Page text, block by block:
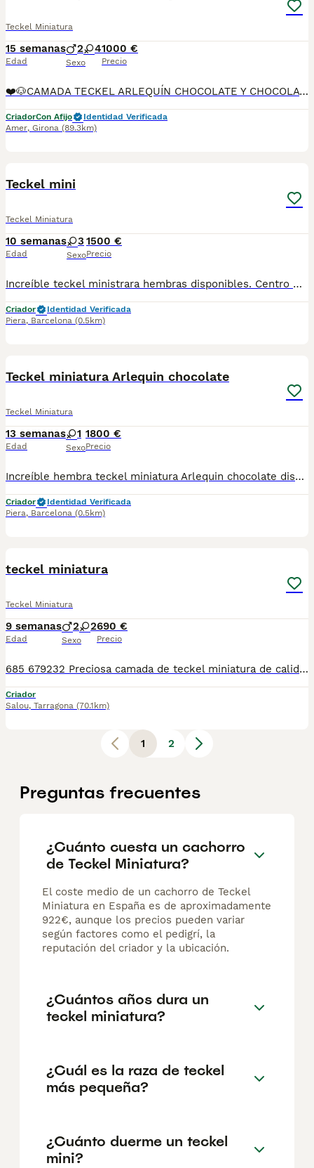
Teckel Miniatura
15 semanas
Edad
2 4
Sexo
1000 €
Precio
❤️🐶CAMADA TECKEL ARLEQUÍN CHOCOLATE Y CHOCOLATE 🐶❤️ ☎️📞616987793 ☎️📞 CRIADERO NACIONAL 🇪🇸 Nada de tiendas ni intermediarios. Nuestros TECKELS viven libres y en continuo contacto con nosotros , resultando un equilibrio físico y psicológico que les hace desarrollarse plenamente. Nuestros cachorros de Golden Retriever reciben un programa de estimulación desde una edad temprana para una impronta y sociabilización óptima. Control veterinario permanente, Certificados oficiales Selección del carácter de los reproductores, estimulación precoz de los cachorros, evolución de entornos, parques exteriores con circuitos estimulantes, destete progresivo para un cachorro más seguro y autosuficiente, iniciación al control de esfínteres, etc… Precio desde según ejemplar en sexo, color.
CriadorCon Afijo
Identidad Verificada
Amer, Girona (89.3km)
Teckel mini
Teckel Miniatura
10 semanas
Edad
3
Sexo
1500 €
Precio
Increíble teckel ministrara hembras disponibles. Centro Canino Vallbonica es mucho más que un centro de cría , es un equipo amante de los animales y apasionados con su trabajo y muy comprometidos con el bienestar animal. Somos Criadores directos, sin intermediarios, con más de 20 años de experiencia y Apostamos por una cría responsable y una cuidada selección de nuestros progenitores. TODOS nuestros bebés nacen y se crían en nuestras instalaciones rodeados de naturaleza y cariño , asegurando así un correcto desarrollo y una magnífica socialización, consiguiendo en cada ejemplar un carácter juguetón y extrovertido algo primordial para su adaptación como un miembro más en tu familia . Se entregan con carnet de vacunas correspondiente a su edad , desparasitados y microchip implantado y activado en registro de Anicom. Facilitamos junto al cachorro contrato de compra con garantías víricas de 15 días y congénitas de 1 año . Contamos con un gran equipo de profesionales entre los que se encuentran educadores, auxiliares y Veterinarios ofreciendo los controles sanitarios necesarios así como continua vigilancia asesorándote durante todos el proceso y al llegar a casa. Hacemos envíos a toda España con empresa de transporte privado, proporcionando un viaje confortable y ofreciendo las atenciones necesarias a nuestros bebés . Nuestros precios son REALES ( incluye el IVA) y sin sorpresas finales . Si estás interesado en alguno de nuestros ejemplares solicita información sin compromiso. También atendemos vía WhatsApp ☎️722269698 - 722374274 📍Piera (Barcelona)
Criador
Identidad Verificada
Piera, Barcelona (0.5km)
Teckel miniatura Arlequin chocolate
Teckel Miniatura
13 semanas
Edad
1
Sexo
1800 €
Precio
Increíble hembra teckel miniatura Arlequin chocolate disponible , Centro Canino Vallbonica es mucho más que un centro de cría , es un equipo amante de los animales y apasionados con su trabajo y muy comprometidos con el bienestar animal. Somos Criadores directos, sin intermediarios, con más de 20 años de experiencia y Apostamos por una cría responsable y una cuidada selección de nuestros progenitores. TODOS nuestros bebés nacen y se crían en nuestras instalaciones rodeados de naturaleza y cariño , asegurando así un correcto desarrollo y una magnífica socialización, consiguiendo en cada ejemplar un carácter juguetón y extrovertido algo primordial para su adaptación como un miembro más en tu familia . Se entregan con carnet de vacunas correspondiente a su edad , desparasitados y microchip implantado y activado en registro de Anicom. Facilitamos junto al cachorro contrato de compra con garantías víricas de 15 días y congénitas de 1 año . Contamos con un gran equipo de profesionales entre los que se encuentran educadores, auxiliares y Veterinarios ofreciendo los controles sanitarios necesarios así como continua vigilancia asesorándote durante todos el proceso y al llegar a casa. Hacemos envíos a toda España con empresa de transporte privado, proporcionando un viaje confortable y ofreciendo las atenciones necesarias a nuestros bebés . Nuestros precios son REALES ( incluye el IVA) y sin sorpresas finales . Si estás interesado en alguno de nuestros ejemplares solicita información sin compromiso. También atendemos vía WhatsApp ☎️722269698 - 722374274 📍Piera (Barcelona)
Criador
Identidad Verificada
Piera, Barcelona (0.5km)
teckel miniatura
Teckel Miniatura
9 semanas
Edad
2 2
Sexo
690 €
Precio
685 679232 Preciosa camada de teckel miniatura de calidad, se entregan con minimo de dos meses y medio de edad y sus vacunas correspondientes, desparasitados interna y externamente, pasaporte y microchip, contrato de garantia de salud. preferiblemente recogida en mano pero también podemos entregar en toda España mediante transporte de alta calidad preparado para animales y con chofer particular con posibilidad de pago contra reembolso Llámanos o háblanos por whats app, Teléfono 685 679 232
Criador
Salou, Tarragona (70.1km)
1 2
Preguntas frecuentes
¿Cuánto cuesta un cachorro
de Teckel Miniatura?
El coste medio de un cachorro de Teckel
Miniatura en España es de aproximadamente
922€, aunque los precios pueden variar
según factores como el pedigrí, la
reputación del criador y la ubicación.
¿Cuántos años dura un
teckel miniatura?
¿Cuál es la raza de teckel
más pequeña?
¿Cuánto duerme un teckel
mini?